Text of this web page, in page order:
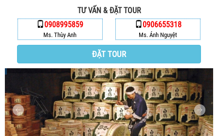
TƯ VẤN & ĐẶT TOUR
0908995859
Ms. Thùy Anh
0906655318
Ms. Ánh Nguyệt
ĐẶT TOUR